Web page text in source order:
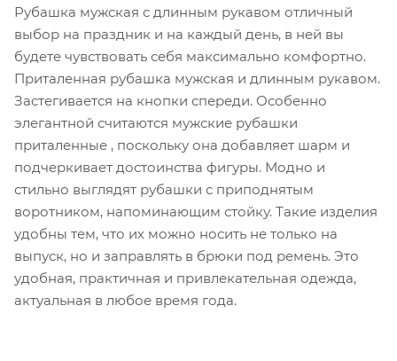
Рубашка мужская с длинным рукавом отличный
выбор на праздник и на каждый день, в ней вы
будете чувствовать себя максимально комфортно.
Приталенная рубашка мужская и длинным рукавом.
Застегивается на кнопки спереди. Особенно
элегантной считаются мужские рубашки
приталенные , поскольку она добавляет шарм и
подчеркивает достоинства фигуры. Модно и
стильно выглядят рубашки с приподнятым
воротником, напоминающим стойку. Такие изделия
удобны тем, что их можно носить не только на
выпуск, но и заправлять в брюки под ремень. Это
удобная, практичная и привлекательная одежда,
актуальная в любое время года.